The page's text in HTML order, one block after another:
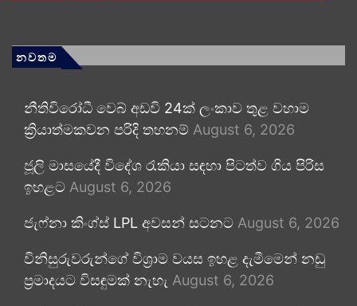
නවතම
නීතිවිරෝධී වෙබ් අඩවි 24ක් ලංකාව තුළ වහාම
ක්‍රියාත්මකවන පරිදි තහනම් August 6, 2026
ජූලි මාසයේදී විදේශ රැකියා සඳහා පිටත්ව ගිය පිරිස
ඉහළට August 6, 2026
ජැෆ්නා කිංග්ස් LPL අවසන් සටනට August 6, 2026
විනිසුරුවරුන්ගේ විශ්‍රාම වයස ඉහළ දැමීමෙන් නඩු
ප්‍රමාදයට විසඳුමක් නැහැ August 6, 2026